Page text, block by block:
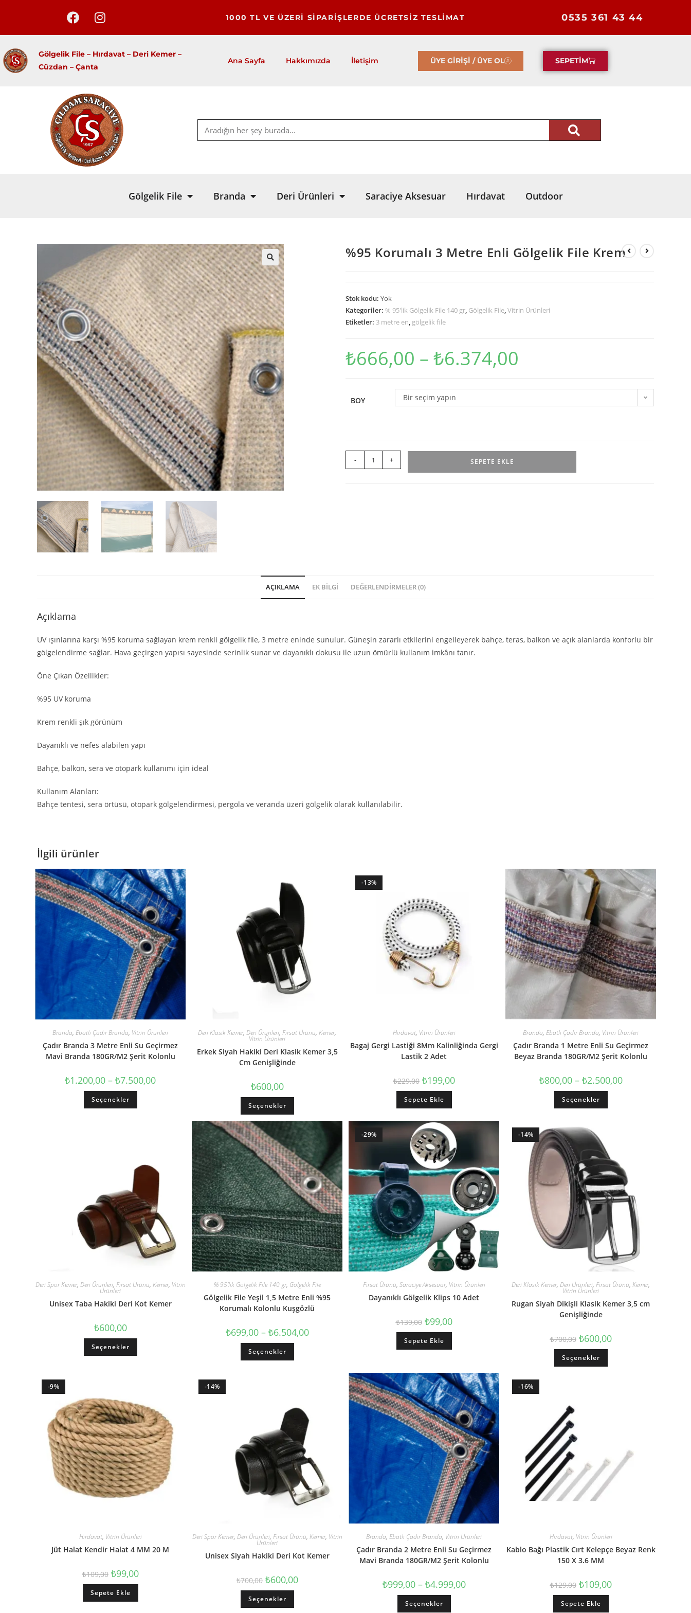
1000 TL VE ÜZERİ SİPARİŞLERDE ÜCRETSİZ TESLİMAT 0535 361 43 44
Gölgelik File – Hırdavat – Deri Kemer –
Cüzdan – Çanta
Ana Sayfa Hakkımızda İletişim ÜYE GİRİŞİ / ÜYE OL SEPETİM
Gölgelik File Branda Deri Ürünleri Saraciye Aksesuar Hırdavat Outdoor
%95 Korumalı 3 Metre Enli Gölgelik File Krem
Stok kodu: Yok
Kategoriler: % 95'lik Gölgelik File 140 gr, Gölgelik File,Vitrin Ürünleri
Etiketler: 3 metre en, gölgelik file
₺666,00 – ₺6.374,00
BOY Bir seçim yapın
- + SEPETE EKLE
AÇIKLAMA EK BILGI DEĞERLENDIRMELER (0)
Açıklama
UV ışınlarına karşı %95 koruma sağlayan krem renkli gölgelik file, 3 metre eninde sunulur. Güneşin zararlı etkilerini engelleyerek bahçe, teras, balkon ve açık alanlarda konforlu bir
gölgelendirme sağlar. Hava geçirgen yapısı sayesinde serinlik sunar ve dayanıklı dokusu ile uzun ömürlü kullanım imkânı tanır.
Öne Çıkan Özellikler:
%95 UV koruma
Krem renkli şık görünüm
Dayanıklı ve nefes alabilen yapı
Bahçe, balkon, sera ve otopark kullanımı için ideal
Kullanım Alanları:
Bahçe tentesi, sera örtüsü, otopark gölgelendirmesi, pergola ve veranda üzeri gölgelik olarak kullanılabilir.
İlgili ürünler
Branda, Ebatlı Çadır Branda, Vitrin Ürünleri
Çadır Branda 3 Metre Enli Su Geçirmez
Mavi Branda 180GR/M2 Şerit Kolonlu
₺1.200,00 – ₺7.500,00
Seçenekler
Deri Klasik Kemer, Deri Ürünleri, Fırsat Ürünü, Kemer,
Vitrin Ürünleri
Erkek Siyah Hakiki Deri Klasik Kemer 3,5
Cm Genişliğinde
₺600,00
Seçenekler
-13%
Hırdavat, Vitrin Ürünleri
Bagaj Gergi Lastiği 8Mm Kalinliğinda Gergi
Lastik 2 Adet
₺229,00 ₺199,00
Sepete Ekle
Branda, Ebatlı Çadır Branda, Vitrin Ürünleri
Çadır Branda 1 Metre Enli Su Geçirmez
Beyaz Branda 180GR/M2 Şerit Kolonlu
₺800,00 – ₺2.500,00
Seçenekler
Deri Spor Kemer, Deri Ürünleri, Fırsat Ürünü, Kemer, Vitrin
Ürünleri
Unisex Taba Hakiki Deri Kot Kemer
₺600,00
Seçenekler
% 95'lik Gölgelik File 140 gr, Gölgelik File
Gölgelik File Yeşil 1,5 Metre Enli %95
Korumalı Kolonlu Kuşgözlü
₺699,00 – ₺6.504,00
Seçenekler
-29%
Fırsat Ürünü, Saraciye Aksesuar, Vitrin Ürünleri
Dayanıklı Gölgelik Klips 10 Adet
₺139,00 ₺99,00
Sepete Ekle
-14%
Deri Klasik Kemer, Deri Ürünleri, Fırsat Ürünü, Kemer,
Vitrin Ürünleri
Rugan Siyah Dikişli Klasik Kemer 3,5 cm
Genişliğinde
₺700,00 ₺600,00
Seçenekler
-9%
Hırdavat, Vitrin Ürünleri
Jüt Halat Kendir Halat 4 MM 20 M
₺109,00 ₺99,00
Sepete Ekle
-14%
Deri Spor Kemer, Deri Ürünleri, Fırsat Ürünü, Kemer, Vitrin
Ürünleri
Unisex Siyah Hakiki Deri Kot Kemer
₺700,00 ₺600,00
Seçenekler
Branda, Ebatlı Çadır Branda, Vitrin Ürünleri
Çadır Branda 2 Metre Enli Su Geçirmez
Mavi Branda 180GR/M2 Şerit Kolonlu
₺999,00 – ₺4.999,00
Seçenekler
-16%
Hırdavat, Vitrin Ürünleri
Kablo Bağı Plastik Cırt Kelepçe Beyaz Renk
150 X 3.6 MM
₺129,00 ₺109,00
Sepete Ekle